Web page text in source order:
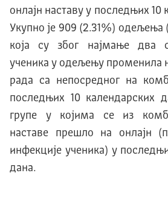
онлајн наставу у последњих 10
Укупно је 909 (2.31%) одељења
која су због најмање два
ученика у одељењу променила
рада са непосредног на
последњих 10 календарских
групе у којима се из
наставе прешло на онлајн
инфекције ученика) у
дана.